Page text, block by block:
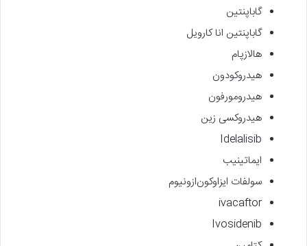
گاباپنتین
گاباپنتین انا کارویل
هالازپام
هیدروکودون
هیدرومورفون
هیدروکسی زین
Idelalisib
ایماتینیب
سولفات ایزاوکون‌ازونیوم
ivacaftor
Ivosidenib